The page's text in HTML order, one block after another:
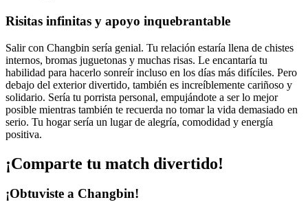
Risitas infinitas y apoyo inquebrantable
Salir con Changbin sería genial. Tu relación estaría llena de chistes
internos, bromas juguetonas y muchas risas. Le encantaría tu
habilidad para hacerlo sonreír incluso en los días más difíciles. Pero
debajo del exterior divertido, también es increíblemente cariñoso y
solidario. Sería tu porrista personal, empujándote a ser lo mejor
posible mientras también te recuerda no tomar la vida demasiado en
serio. Tu hogar sería un lugar de alegría, comodidad y energía
positiva.
¡Comparte tu match divertido!
¡Obtuviste a Changbin!